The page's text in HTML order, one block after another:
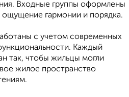
Входные группы оформлены
ощущение гармонии и порядка.
с учетом современных
Каждый
так, чтобы жильцы могли
жилое пространство